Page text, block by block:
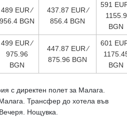
489 EUR ∕
956.4 BGN
437.87 EUR ∕
856.4 BGN
591
1155.9
BGN
499 EUR ∕
975.96
BGN
447.87 EUR ∕
875.96 BGN
601
BGN
с директен полет за Малага.
Трансфер до хотела във
Нощувка.